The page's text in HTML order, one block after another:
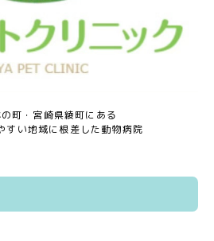
町・宮崎県綾町にある
すい地域に根差した動物病院